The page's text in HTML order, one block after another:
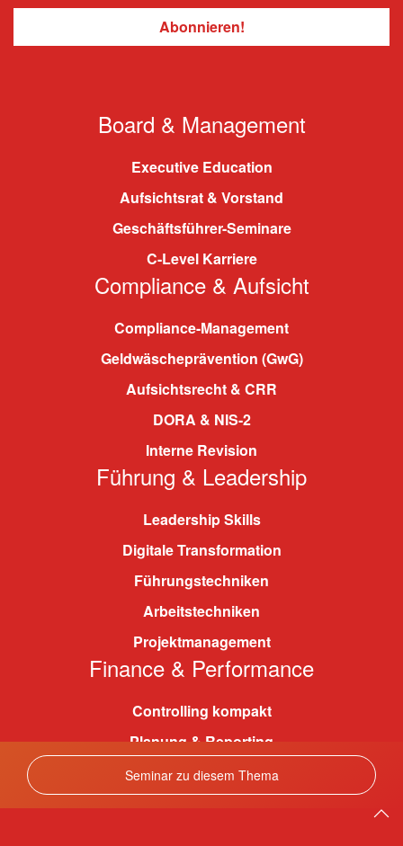
Seminar zu diesem Thema
Board & Management
Executive Education
Aufsichtsrat & Vorstand
Geschäftsführer-Seminare
C-Level Karriere
Compliance & Aufsicht
Compliance-Management
Geldwäscheprävention (GwG)
Aufsichtsrecht & CRR
DORA & NIS-2
Interne Revision
Führung & Leadership
Leadership Skills
Digitale Transformation
Führungstechniken
Arbeitstechniken
Projektmanagement
Finance & Performance
Controlling kompakt
Planung & Reporting
Risikomanagement